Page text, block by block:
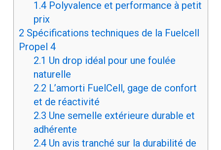
1.4Polyvalence et performance à petit
prix
2 Spécifications techniques de la Fuelcell
Propel 4
2.1 Un drop idéal pour une foulée
naturelle
2.2 L’amorti FuelCell, gage de confort
et de réactivité
2.3 Une semelle extérieure durable et
adhérente
2.4Un avis tranché sur la durabilité de